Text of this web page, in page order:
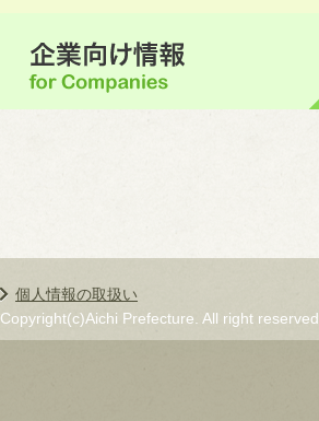
個人情報の取扱い
Copyright(c)Aichi Prefecture. All right reserved.